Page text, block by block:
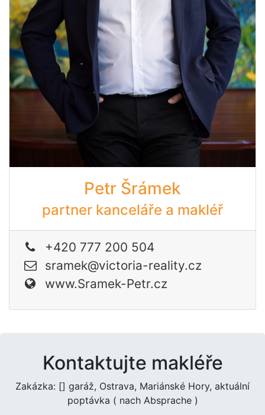
Petr Šrámek
partner kanceláře a makléř
+420 777 200 504
sramek@victoria-reality.cz
www.Sramek-Petr.cz
Kontaktujte makléře
Zakázka: [] garáž, Ostrava, Mariánské Hory, aktuální
poptávka ( nach Absprache )